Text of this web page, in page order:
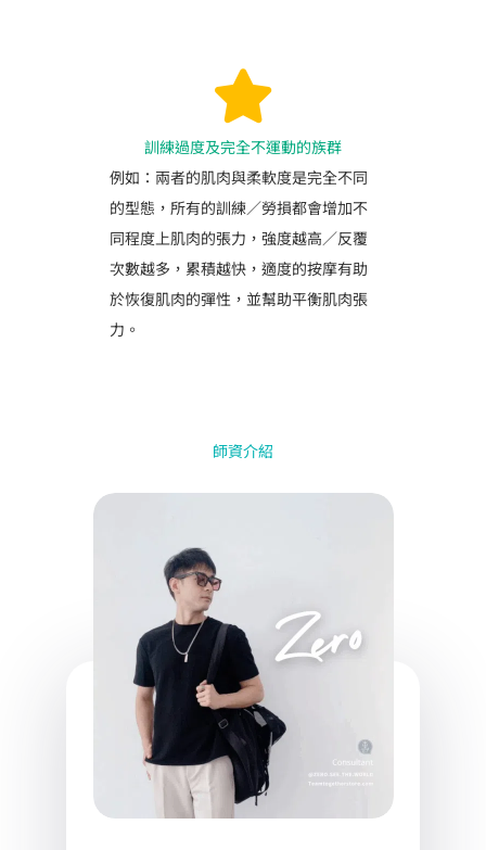
訓練過度及完全不運動的族群
例如：兩者的肌肉與柔軟度是完全不同
的型態，所有的訓練／勞損都會增加不
同程度上肌肉的張力，強度越高／反覆
次數越多，累積越快，適度的按摩有助
於恢復肌肉的彈性，並幫助平衡肌肉張
力。
師資介紹
Showing
1